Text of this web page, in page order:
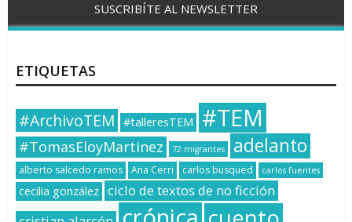
SUSCRIBÍTE AL NEWSLETTER
ETIQUETAS
#ArchivoTEM #talleresTEM #TEM
#TomasEloyMartinez 72 migrantes adelanto
alberto salcedo ramos Ana Cerri carlos busqued carlos fuentes
cecilia gonzález ciclo de textos de no ficción